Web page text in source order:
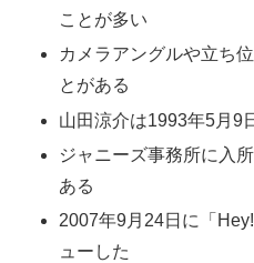
ことが多い
カメラアングルや立ち
とがある
山田涼介は1993年5月9
ジャニーズ事務所に入
ある
2007年9月24日に「
ューした